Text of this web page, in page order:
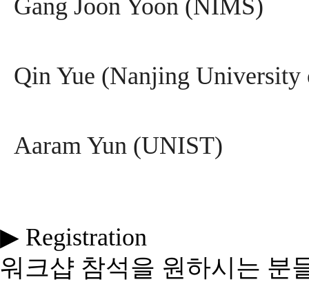
Gang Joon Yoon (NIMS)
Qin Yue (Nanjing
Aaram Yun (UNIST)
▶ Registration
워크샵 참석을 원하시는 분